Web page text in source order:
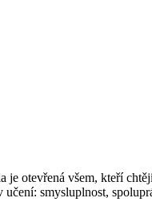
otevřená všem, kteří
smysluplnost,